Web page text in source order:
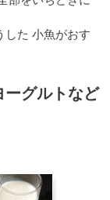
した 小魚がおす
ーグルトなど